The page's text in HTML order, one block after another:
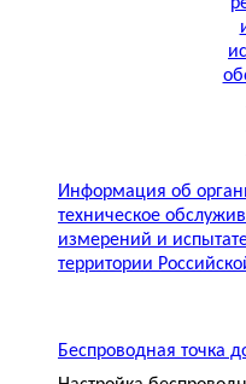
Информация об
техническое
измерений и
территории
Беспроводная точка